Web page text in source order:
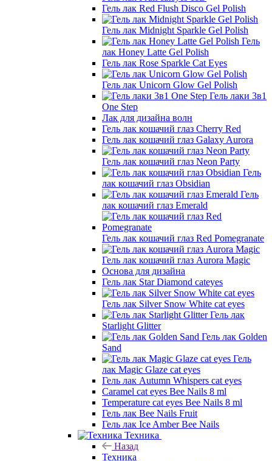
Гель лак Red Flush Disco Gel Polish
Гель лак Midnight Sparkle Gel Polish
Гель
лак Honey Latte Gel Polish
Гель лак Rose Sparkle Cat Eyes
Гель лак Unicorn Glow Gel Polish
Гель лаки 3в1
One Step
Лак для дизайна волн
Гель лак кошачий глаз Cherry Red
Гель лак кошачий глаз Galaxy Aurora
Гель лак кошачий глаз Neon Party
Гель
лак кошачий глаз Obsidian
Гель
лак кошачий глаз Emerald
Гель лак кошачий глаз Red Pomegranate
Гель лак кошачий глаз Aurora Magic
Основа для дизайна
Гель лак Star Diamond cateyes
Гель лак Silver Snow White cat eyes
Гель лак
Starlight Glitter
Гель лак Golden
Sand
Гель
лак Magic Glaze cat eyes
Гель лак Autumn Whispers cat eyes
Caramel cat eyes Bee Nails 8 ml
Temperature cat eyes Bee Nails 8 ml
Гель лак Bee Nails Fruit
Гель лак Ice Amber Bee Nails
Техника
Назад
Техника